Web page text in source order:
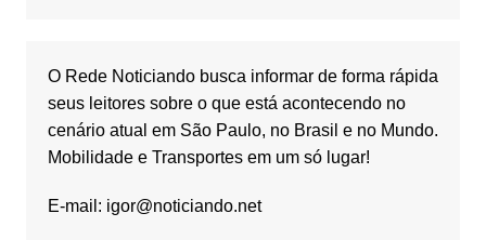
O Rede Noticiando busca informar de forma rápida
seus leitores sobre o que está acontecendo no
cenário atual em São Paulo, no Brasil e no Mundo.
Mobilidade e Transportes em um só lugar!
E-mail: igor@noticiando.net